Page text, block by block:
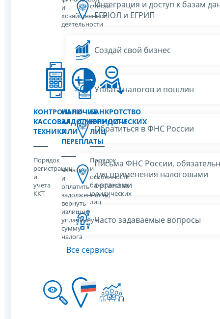
и
хозяйственной
деятельности
счетах
КОНТРОЛЬНО-
КАССОВАЯ
ТЕХНИКА
Порядок
регистрации
и
учета
ККТ
НАЛИЧИЕ
ЗАДОЛЖЕННОСТИ
ИЛИ
ПЕРЕПЛАТЫ
Узнать
и
оплатить
задолженность,
вернуть
излишне
уплаченную
сумму
налога
БАНКРОТСТВО
ЮРИДИЧЕСКИХ
ЛИЦ
Порядок
и
особенности
банкротства
юридических
лиц
Интеграция и доступ к базам
ЕГРЮЛ и ЕГРИП
Создай свой бизнес
Уплата налогов и пошлин
Обратиться в ФНС России
Письма ФНС России,
для применения налоговыми
органами
Часто задаваемые вопросы
Все сервисы